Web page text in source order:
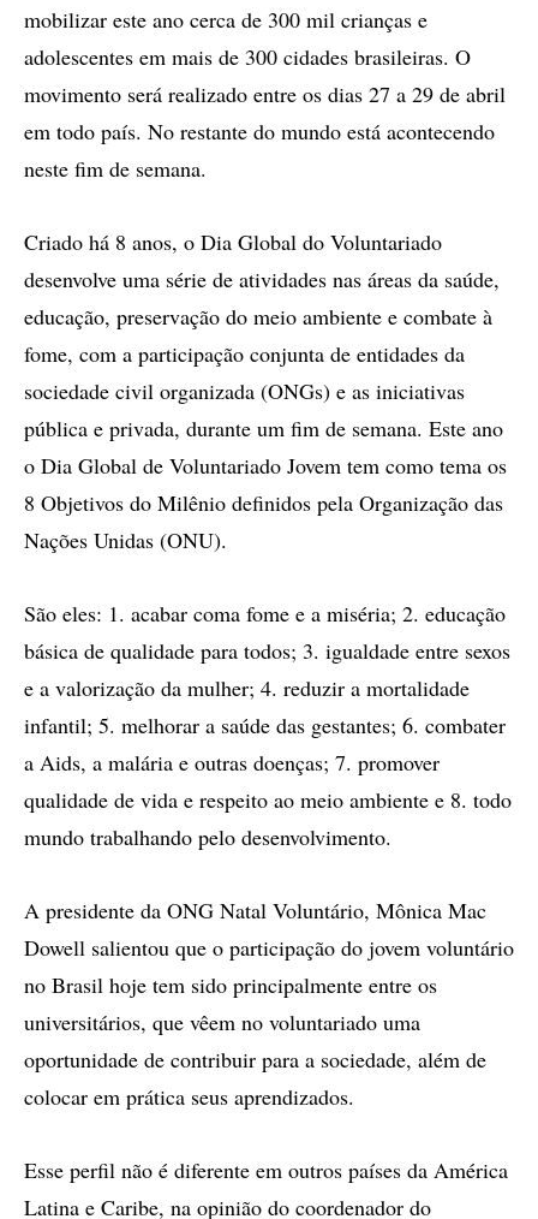
mobilizar este ano cerca de 300 mil crianças e
adolescentes em mais de 300 cidades brasileiras. O
movimento será realizado entre os dias 27 a 29 de abril
em todo país. No restante do mundo está acontecendo
neste fim de semana.
Criado há 8 anos, o Dia Global do Voluntariado
desenvolve uma série de atividades nas áreas da saúde,
educação, preservação do meio ambiente e combate à
fome, com a participação conjunta de entidades da
sociedade civil organizada (ONGs) e as iniciativas
pública e privada, durante um fim de semana. Este ano
o Dia Global de Voluntariado Jovem tem como tema os
8 Objetivos do Milênio definidos pela Organização das
Nações Unidas (ONU).
São eles: 1. acabar coma fome e a miséria; 2. educação
básica de qualidade para todos; 3. igualdade entre sexos
e a valorização da mulher; 4. reduzir a mortalidade
infantil; 5. melhorar a saúde das gestantes; 6. combater
a Aids, a malária e outras doenças; 7. promover
qualidade de vida e respeito ao meio ambiente e 8. todo
mundo trabalhando pelo desenvolvimento.
A presidente da ONG Natal Voluntário, Mônica Mac
Dowell salientou que o participação do jovem voluntário
no Brasil hoje tem sido principalmente entre os
universitários, que vêem no voluntariado uma
oportunidade de contribuir para a sociedade, além de
colocar em prática seus aprendizados.
Esse perfil não é diferente em outros países da América
Latina e Caribe, na opinião do coordenador do